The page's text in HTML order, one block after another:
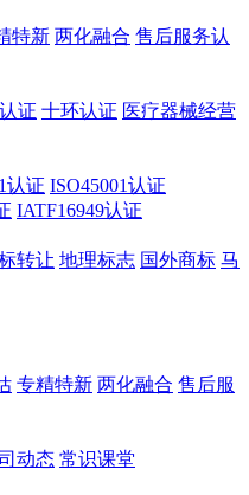
特新 两化融合 售后服务认
证 十环认证 医疗器械经营
认证 ISO45001认证
IATF16949认证
转让 地理标志 国外商标 马
专精特新 两化融合 售后服
动态 常识课堂